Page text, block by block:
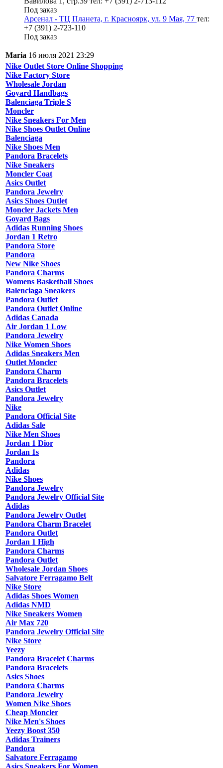
Под заказ
Арсенал - ТЦ Планета, г. Красноярк, ул. 9 Мая, 77 тел:
+7 (391) 2-723-110
Под заказ
Maria 16 июля 2021 23:29
Nike Outlet Store Online Shopping
Nike Factory Store
Wholesale Jordan
Goyard Handbags
Balenciaga Triple S
Moncler
Nike Sneakers For Men
Nike Shoes Outlet Online
Balenciaga
Nike Shoes Men
Pandora Bracelets
Nike Sneakers
Moncler Coat
Asics Outlet
Pandora Jewelry
Asics Shoes Outlet
Moncler Jackets Men
Goyard Bags
Adidas Running Shoes
Jordan 1 Retro
Pandora Store
Pandora
New Nike Shoes
Pandora Charms
Womens Basketball Shoes
Balenciaga Sneakers
Pandora Outlet
Pandora Outlet Online
Adidas Canada
Air Jordan 1 Low
Pandora Jewelry
Nike Women Shoes
Adidas Sneakers Men
Outlet Moncler
Pandora Charm
Pandora Bracelets
Asics Outlet
Pandora Jewelry
Nike
Pandora Official Site
Adidas Sale
Nike Men Shoes
Jordan 1 Dior
Jordan 1s
Pandora
Adidas
Nike Shoes
Pandora Jewelry
Pandora Jewelry Official Site
Adidas
Pandora Jewelry Outlet
Pandora Charm Bracelet
Pandora Outlet
Jordan 1 High
Pandora Charms
Pandora Outlet
Wholesale Jordan Shoes
Salvatore Ferragamo Belt
Nike Store
Adidas Shoes Women
Adidas NMD
Nike Sneakers Women
Air Max 720
Pandora Jewelry Official Site
Nike Store
Yeezy
Pandora Bracelet Charms
Pandora Bracelets
Asics Shoes
Pandora Charms
Pandora Jewelry
Women Nike Shoes
Cheap Moncler
Nike Men's Shoes
Yeezy Boost 350
Adidas Trainers
Pandora
Salvatore Ferragamo
Asics Sneakers For Women